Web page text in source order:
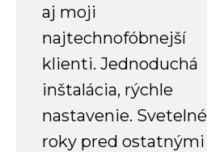
aj moji
najtechnofóbnejší
klienti. Jednoduchá
inštalácia, rýchle
nastavenie. Svetelné
roky pred ostatnými